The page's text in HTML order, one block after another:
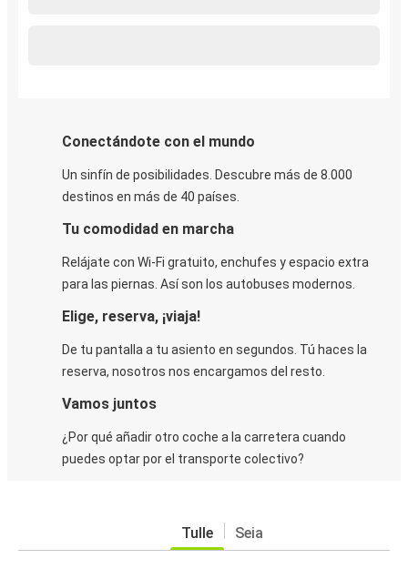
Conectándote con el mundo
Un sinfín de posibilidades. Descubre más de 8.000
destinos en más de 40 países.
Tu comodidad en marcha
Relájate con Wi-Fi gratuito, enchufes y espacio extra
para las piernas. Así son los autobuses modernos.
Elige, reserva, ¡viaja!
De tu pantalla a tu asiento en segundos. Tú haces la
reserva, nosotros nos encargamos del resto.
Vamos juntos
¿Por qué añadir otro coche a la carretera cuando
puedes optar por el transporte colectivo?
Tulle Seia